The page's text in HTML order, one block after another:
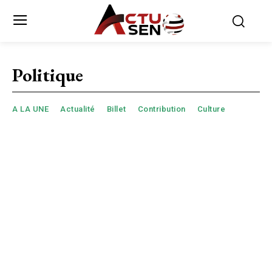
Politique
A LA UNE Actualité Billet Contribution Culture